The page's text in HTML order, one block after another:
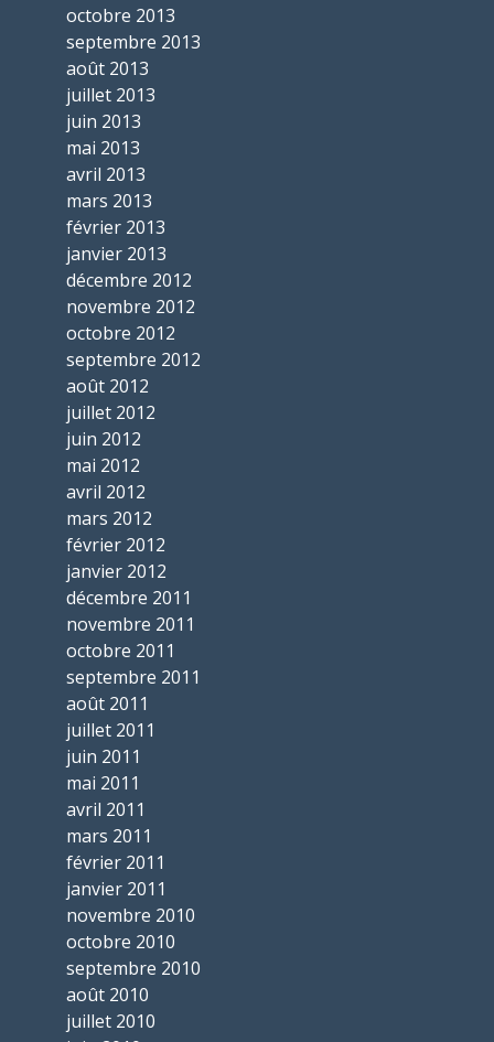
octobre 2013
septembre 2013
août 2013
juillet 2013
juin 2013
mai 2013
avril 2013
mars 2013
février 2013
janvier 2013
décembre 2012
novembre 2012
octobre 2012
septembre 2012
août 2012
juillet 2012
juin 2012
mai 2012
avril 2012
mars 2012
février 2012
janvier 2012
décembre 2011
novembre 2011
octobre 2011
septembre 2011
août 2011
juillet 2011
juin 2011
mai 2011
avril 2011
mars 2011
février 2011
janvier 2011
novembre 2010
octobre 2010
septembre 2010
août 2010
juillet 2010